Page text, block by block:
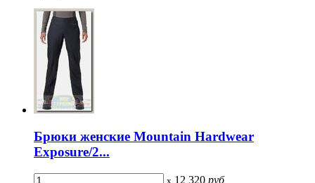
Брюки женские Mountain Hardwear
Exposure/2...
x 12 320 руб